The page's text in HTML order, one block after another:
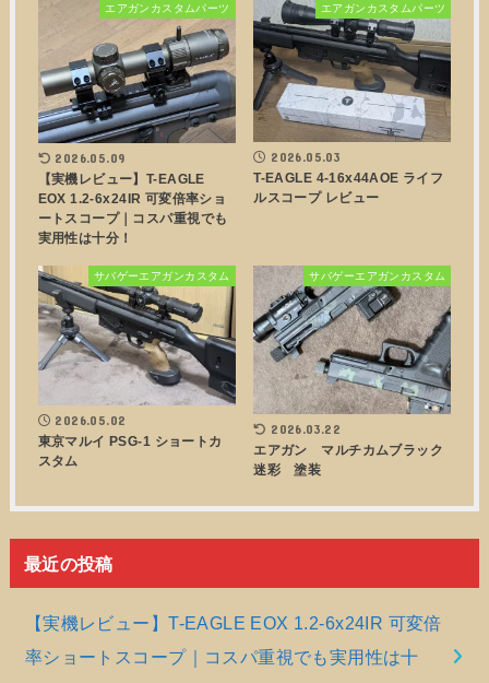
エアガンカスタムパーツ
2026.05.09
【実機レビュー】T-EAGLE
EOX 1.2-6x24IR 可変倍率ショ
ートスコープ｜コスパ重視でも
実用性は十分！
エアガンカスタムパーツ
2026.05.03
T-EAGLE 4-16x44AOE ライフ
ルスコープ レビュー
サバゲーエアガンカスタム
2026.05.02
東京マルイ PSG-1 ショートカ
スタム
サバゲーエアガンカスタム
2026.03.22
エアガン マルチカムブラック
迷彩 塗装
最近の投稿
【実機レビュー】T-EAGLE EOX 1.2-6x24IR 可変倍
率ショートスコープ｜コスパ重視でも実用性は十